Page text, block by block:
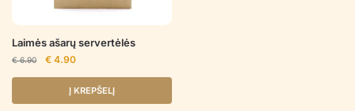
Laimės ašarų servertėlės
€6.90
Original
€ 6.90.
€ 4.90Current
is:
€ 4.90.
Į KREPŠELĮ